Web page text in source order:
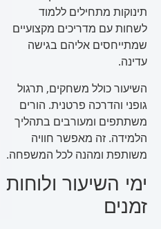
תינוקות מתחילים ללמוד
לשחות עם מדריכים מקצועיים
שמתייחסים אליהם בגישה
עדינה.
השיעור כולל משחקים, תרגול
גופני והדרכה פרטנית. הורים
משתתפים ומעורבים בתהליך
הלמידה. זה מאפשר חוויה
משותפת ומהנה לכל המשפחה.
ימי השיעור ולוחות
זמנים